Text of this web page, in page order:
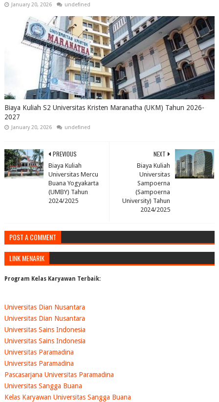
January 20, 2026 undefined
Biaya Kuliah S2 Universitas Kristen Maranatha (UKM) Tahun 2026-
2027
January 20, 2026 undefined
NEXT
Biaya Kuliah
Universitas
Sampoerna
(Sampoerna
University) Tahun
2024/2025
PREVIOUS
Biaya Kuliah
Universitas Mercu
Buana Yogyakarta
(UMBY) Tahun
2024/2025
POST A COMMENT
LINK MENARIK
Program Kelas Karyawan Terbaik:
Universitas Dian Nusantara
Universitas Dian Nusantara
Universitas Sains Indonesia
Universitas Sains Indonesia
Universitas Paramadina
Universitas Paramadina
Pascasarjana Universitas Paramadina
Universitas Sangga Buana
Kelas Karyawan Universitas Sangga Buana